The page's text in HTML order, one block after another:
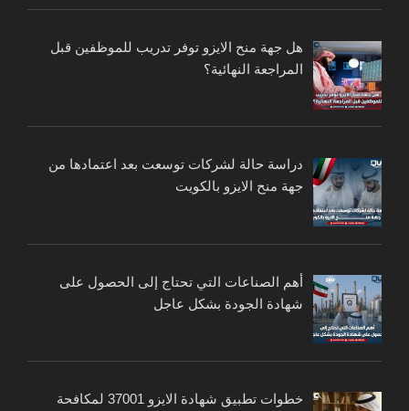
هل جهة منح الايزو توفر تدريب للموظفين قبل
المراجعة النهائية؟
دراسة حالة لشركات توسعت بعد اعتمادها من
جهة منح الايزو بالكويت
أهم الصناعات التي تحتاج إلى الحصول على
شهادة الجودة بشكل عاجل
خطوات تطبيق شهادة الايزو 37001 لمكافحة